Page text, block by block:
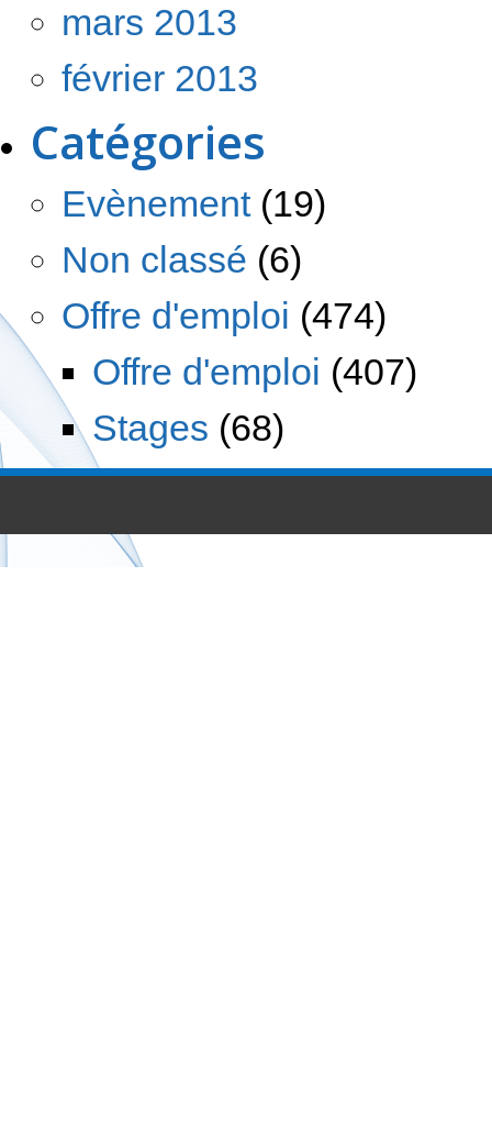
mars 2013
février 2013
Catégories
Evènement(19)
Non classé (6)
Offre d'emploi (474)
Offre d'emploi (407)
Stages (68)